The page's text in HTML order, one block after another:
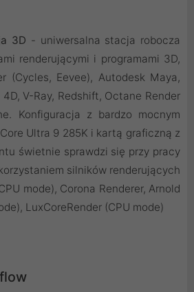
3D - uniwersalna stacja robocza
renderującymi i programami 3D,
(Cycles, Eevee), Autodesk Maya,
V-Ray, Redshift, Octane Render
Konfiguracja z bardzo mocnym
Ultra 9 285K i kartą graficzną z
świetnie sprawdzi się przy pracy
silników renderujących
mode), Corona Renderer, Arnold
LuxCoreRender (CPU mode)